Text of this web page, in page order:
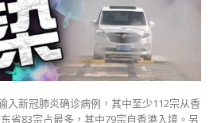
入新冠肺炎确诊病例，其中至少112宗从香
省83宗占最多，其中79宗自香港入境。另